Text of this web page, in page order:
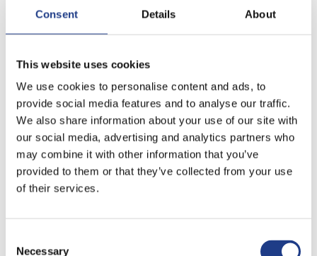
Consent Details About
This website uses cookies
We use cookies to personalise content and ads, to
provide social media features and to analyse our traffic.
We also share information about your use of our site with
our social media, advertising and analytics partners who
may combine it with other information that you’ve
provided to them or that they’ve collected from your use
of their services.
Necessary
KATIE MELUA
2019. július 25.
UB40 FEAT. ALI & ASTRO
GIUSEPPE VERDI: RIGOLETTO